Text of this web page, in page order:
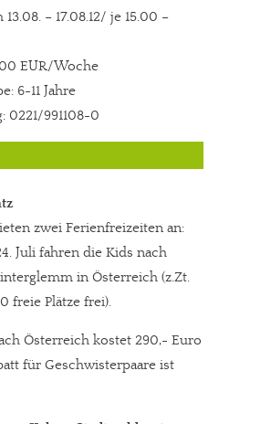
– 17.08.12/ je 15.00 –
EUR/Woche
6-11 Jahre
0221/991108-0
zwei Ferienfreizeiten an:
Juli fahren die Kids nach
in Österreich (z.Zt.
freie Plätze frei).
Österreich kostet 290,- Euro
für Geschwisterpaare ist